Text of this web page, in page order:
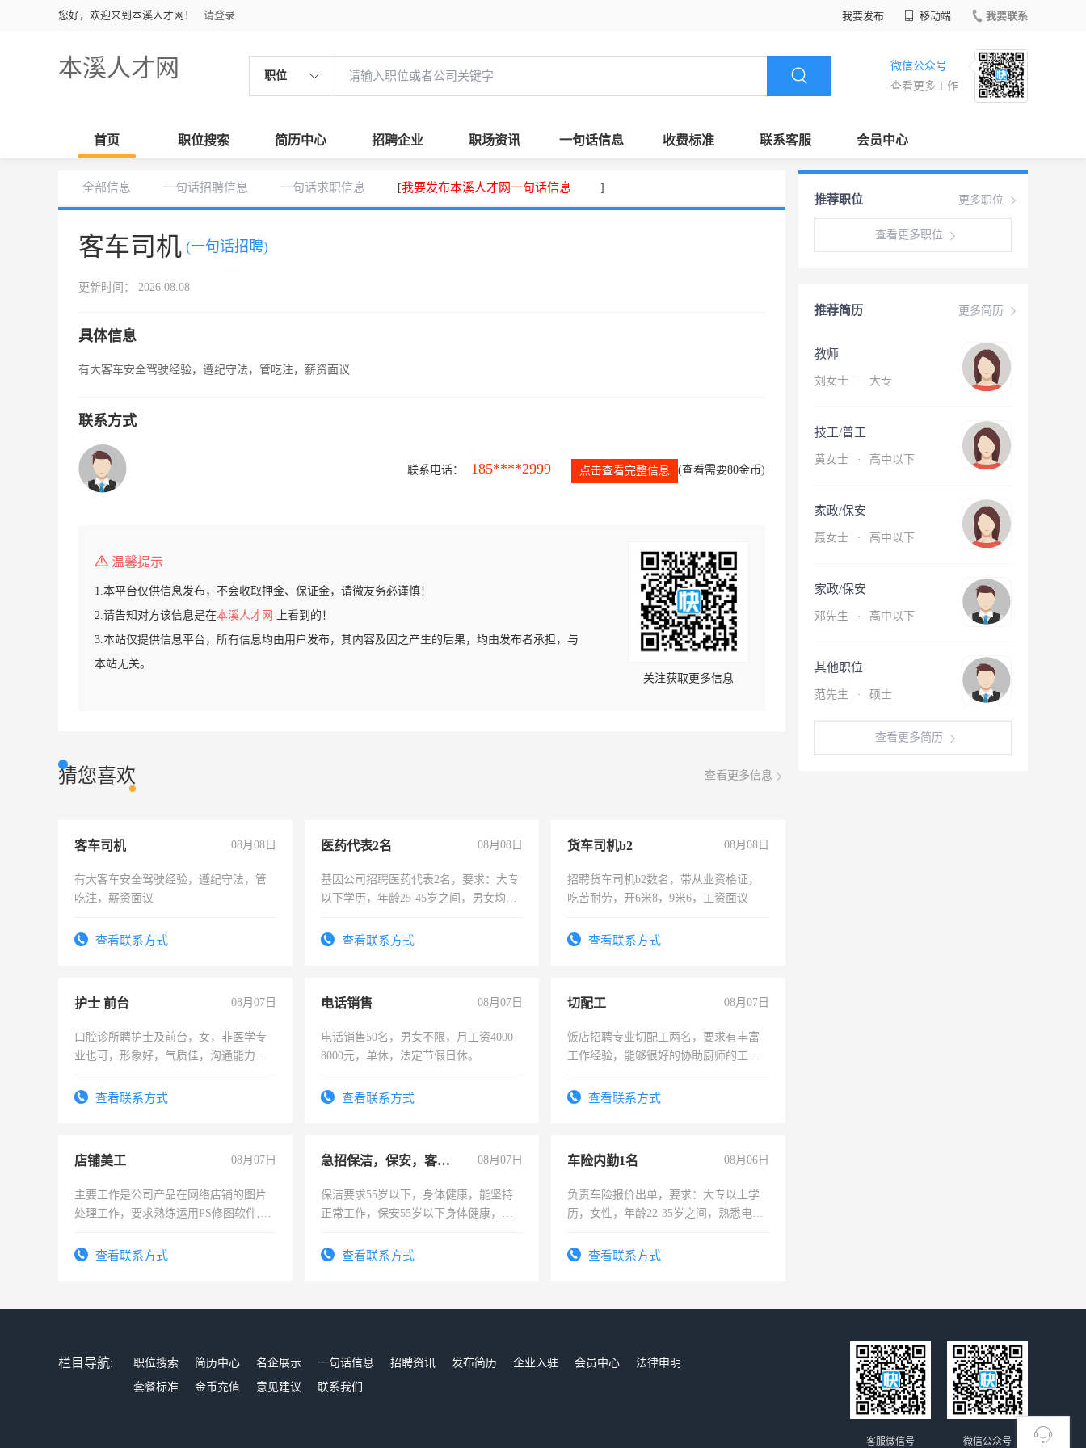
您好，欢迎来到本溪人才网！ 请登录 我要发布 移动端 我要联系
本溪人才网 职位
微信公众号
查看更多工作
首页 职位搜索 简历中心 招聘企业 职场资讯 一句话信息 收费标准 联系客服 会员中心
全部信息 一句话招聘信息 一句话求职信息 [我要发布本溪人才网一句话信息 ]
客车司机 (一句话招聘)
更新时间： 2026.08.08
具体信息
有大客车安全驾驶经验，遵纪守法，管吃注，薪资面议
联系方式
联系电话： 185****2999 点击查看完整信息 (查看需要80金币)
温馨提示
1.本平台仅供信息发布，不会收取押金、保证金，请微友务必谨慎！
2.请告知对方该信息是在本溪人才网
上看到的！
3.本站仅提供信息平台，所有信息均由用户发布，其内容及因之产生的后果，均由发布者承担，与
本站无关。
关注获取更多信息
猜您喜欢 查看更多信息
客车司机 08月08日
有大客车安全驾驶经验，遵纪守法，管
吃注，薪资面议
查看联系方式
医药代表2名 08月08日
基因公司招聘医药代表2名，要求：大专
以下学历，年龄25-45岁之间，男女均
表或者有医学资质的优先，底薪+绩效，
查看联系方式
货车司机b2 08月08日
招聘货车司机b2数名，带从业资格证，
吃苦耐劳，开6米8，9米6，工资面议
查看联系方式
护士 前台 08月07日
口腔诊所聘护士及前台，女，非医学专
业也可，形象好，气质佳，沟通能力
查看联系方式
电话销售 08月07日
电话销售50名，男女不限，月工资4000-
8000元，单休，法定节假日休。
查看联系方式
切配工 08月07日
饭店招聘专业切配工两名，要求有丰富
工作经验，能够很好的协助厨师的工
4500。查看联系方式
店铺美工 08月07日
主要工作是公司产品在网络店铺的图片
处理工作，要求熟练运用PS修图软件,工
查看联系方式
急招保洁，保安，客服，工程 08月07日
保洁要求55岁以下，身体健康，能坚持
正常工作，保安55岁以下身体健康，有
录，客服要求45岁以下高中以上文化，
查看联系方式
车险内勤1名 08月06日
负责车险报价出单，要求：大专以上学
历，女性，年龄22-35岁之间，熟悉电脑
试用期1-3个月，转正后交纳五险，
查看联系方式
更多职位
推荐职位
查看更多职位
更多简历
推荐简历
教师
刘女士 · 大专
技工/普工
黄女士 · 高中以下
家政/保安
聂女士 · 高中以下
家政/保安
邓先生 · 高中以下
其他职位
范先生 · 硕士
查看更多简历
栏目导航: 职位搜索 简历中心 名企展示 一句话信息 招聘资讯 发布简历 企业入驻 会员中心
法律申明
套餐标准
金币充值 意见建议 联系我们
微信公众号
客服微信号